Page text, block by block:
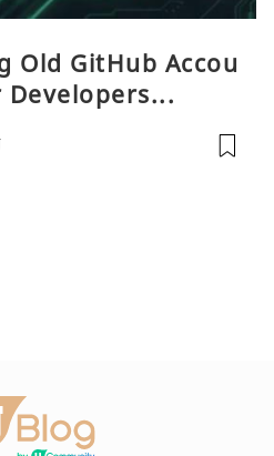
Old GitHub Accou
Developers...